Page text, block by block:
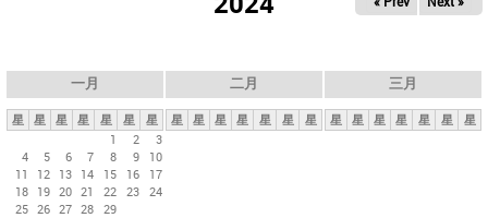
一月
星 星 星 星 星 星
星
1
2
3
4
5 6 7 8 9
10
11
12 13 14 15 16
17
18 19 20 21 22 23 24
25 26 27 28 29
二月
星 星 星 星 星 星 星
三月
星 星 星 星 星 星 星